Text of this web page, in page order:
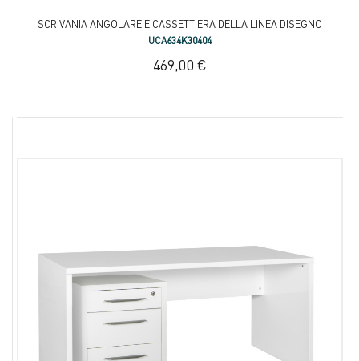
SCRIVANIA ANGOLARE E CASSETTIERA DELLA LINEA DISEGNO
UCA634K30404
469,00 €